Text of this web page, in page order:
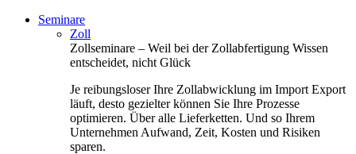
Seminare
Zoll
Zollseminare – Weil bei der Zollabfertigung Wissen
entscheidet, nicht Glück
Je reibungsloser Ihre Zollabwicklung im Import Export
läuft, desto gezielter können Sie Ihre Prozesse
optimieren. Über alle Lieferketten. Und so Ihrem
Unternehmen Aufwand, Zeit, Kosten und Risiken
sparen.